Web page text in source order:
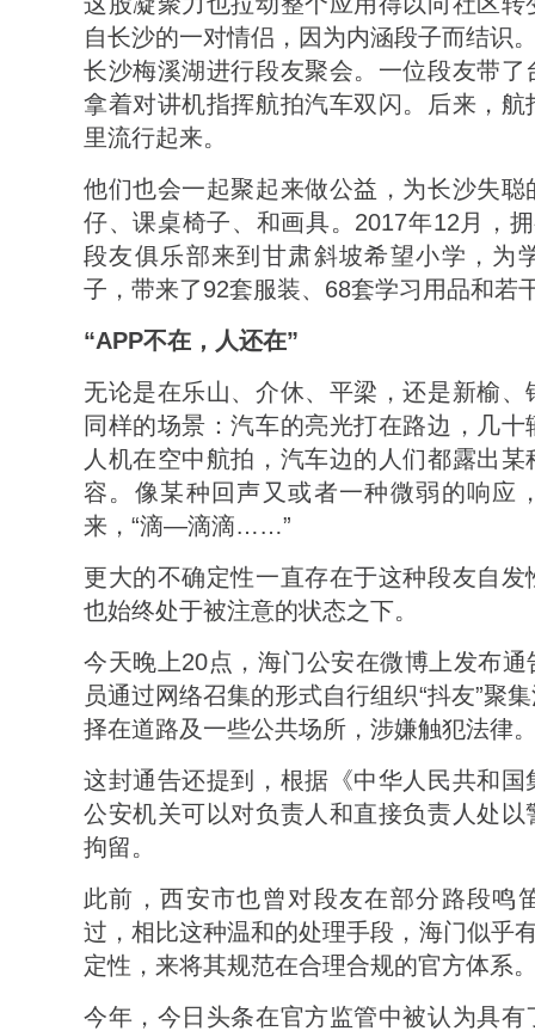
自长沙的一对情侣，因为内涵段子而结识
长沙梅溪湖进行段友聚会。一位段友带
拿着对讲机指挥航拍汽车双闪。后来，
里流行起来。
他们也会一起聚起来做公益，为长沙失
仔、课桌椅子、和画具。2017年12月，
段友俱乐部来到甘肃斜坡希望小学，为
子，带来了92套服装、68套学习用品和若
“APP不在，人还在”
无论是在乐山、介休、平梁，还是新榆
同样的场景：汽车的亮光打在路边，几
人机在空中航拍，汽车边的人们都露出
容。像某种回声又或者一种微弱的响应
来，“滴—滴滴……”
更大的不确定性一直存在于这种段友自
也始终处于被注意的状态之下。
今天晚上20点，海门公安在微博上发布
员通过网络召集的形式自行组织“抖友”聚
择在道路及一些公共场所，涉嫌触犯法律
这封通告还提到，根据《中华人民共和
公安机关可以对负责人和直接负责人处
拘留。
此前，西安市也曾对段友在部分路段鸣
过，相比这种温和的处理手段，海门似乎
定性，来将其规范在合理合规的官方体系
今年，今日头条在官方监管中被认为具